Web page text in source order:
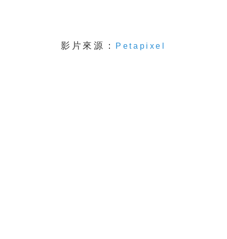
影片來源： Petapixel